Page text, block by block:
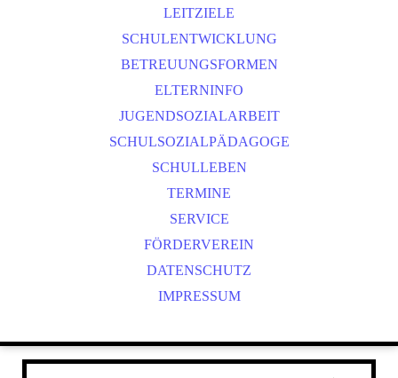
LEITZIELE
SCHULENTWICKLUNG
BETREUUNGSFORMEN
ELTERNINFO
JUGENDSOZIALARBEIT
SCHULSOZIALPÄDAGOGE
SCHULLEBEN
TERMINE
SERVICE
FÖRDERVEREIN
DATENSCHUTZ
IMPRESSUM